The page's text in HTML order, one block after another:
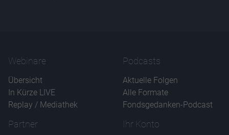
Webinare
Übersicht
In Kürze LIVE
Replay / Mediathek
Podcasts
Aktuelle Folgen
Alle Formate
Fondsgedanken-Podcast
Partner Ihr Konto